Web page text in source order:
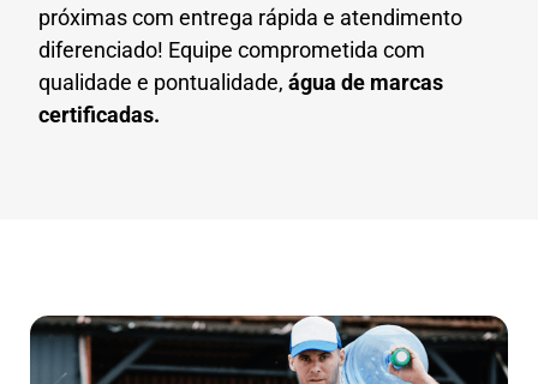
próximas com entrega rápida e atendimento
diferenciado! Equipe comprometida com
qualidade e pontualidade, água de marcas
certificadas.